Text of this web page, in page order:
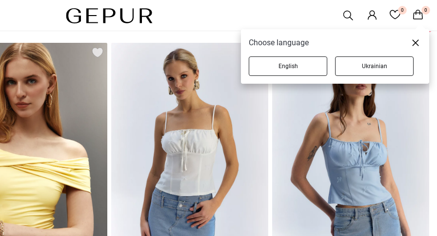
0 0
Choose language
English Ukrainian